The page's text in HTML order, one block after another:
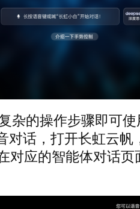
杂的操作步骤即可使
对话，打开长虹云帆
对应的智能体对话